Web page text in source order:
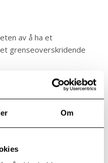
Om
av å ha et
grenseoverskridende
Dette er noe
uavlatelig med
helsevern og
som Modum Bad